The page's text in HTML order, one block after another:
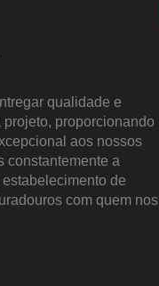
qualidade e
proporcionando
aos nossos
constantemente a
de
com quem nos